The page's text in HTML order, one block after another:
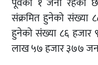
संक्रमित हुनेको संख्या
हुनेको संख्या ८६ हजार
लाख ५७ हजार ३७७